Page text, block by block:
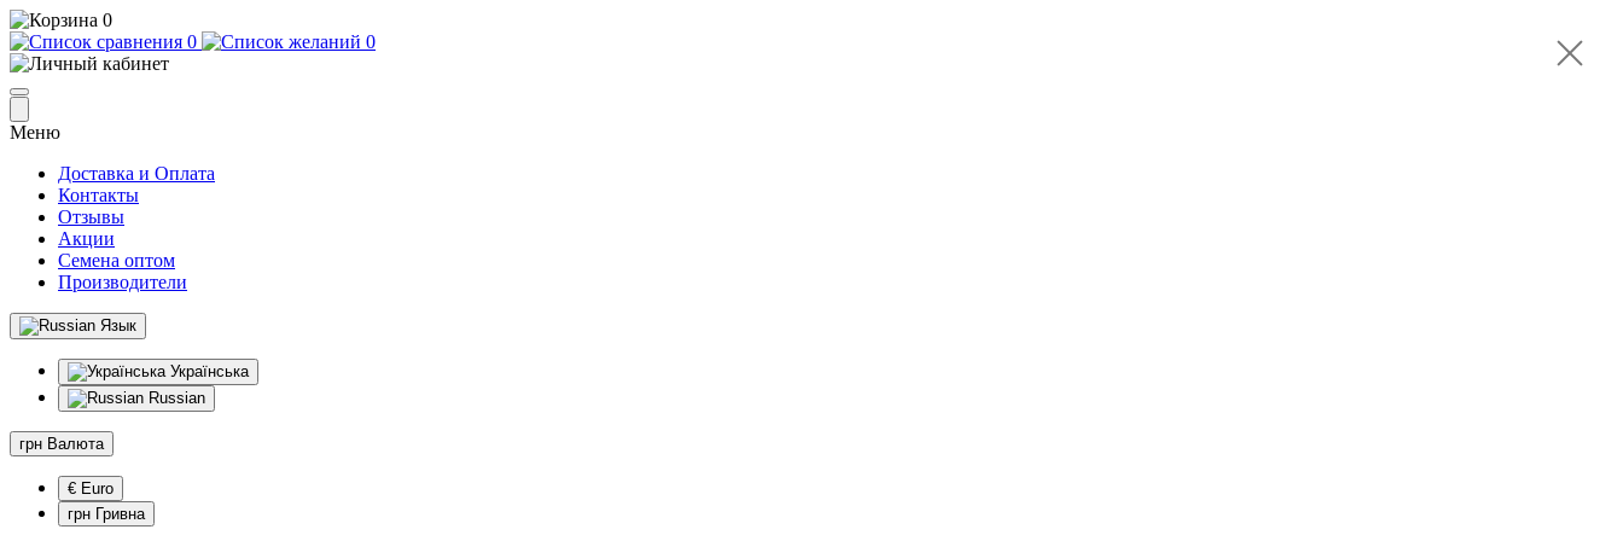
0
0
0
Меню
Доставка и Оплата
Контакты
Отзывы
Акции
Семена оптом
Производители
Язык
Українська
Russian
грн Валюта
€ Euro
грн Гривна